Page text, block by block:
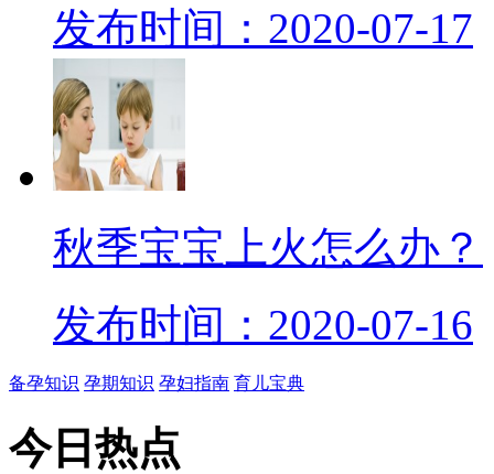
发布时间：2020-07-17
秋季宝宝上火怎么办？
发布时间：2020-07-16
备孕知识 孕期知识 孕妇指南 育儿宝典
今日 热点